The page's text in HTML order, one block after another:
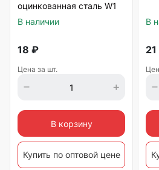
оцинкованная сталь W1
В наличии
18 ₽
Цена за шт.
В корзину
Купить по оптовой цене
В
21